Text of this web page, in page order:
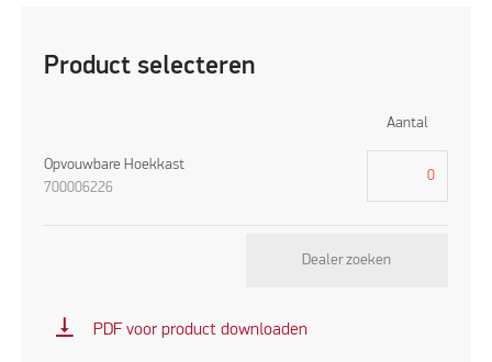
Product selecteren
Aantal
Opvouwbare Hoekkast
700006226
Dealer zoeken
vertical_align_bottom PDF voor product downloaden